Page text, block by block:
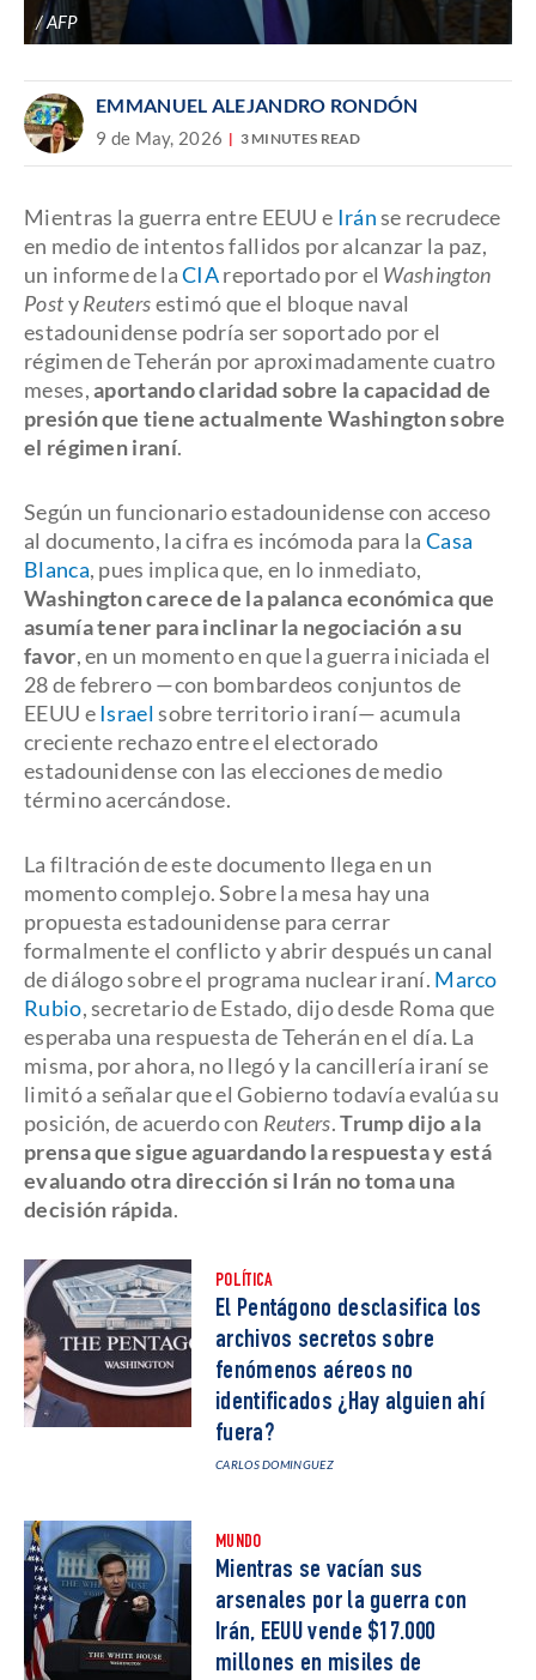
/ AFP
EMMANUEL ALEJANDRO RONDÓN
9 de May, 2026 3 MINUTES READ
Mientras la guerra entre EEUU e Iránse recrudece
en medio de intentos fallidos por alcanzar la paz,
un informe de laCIAreportado por el Washington
PostyReutersestimó que el bloque naval
estadounidense podría ser soportado por el
régimen de Teherán por aproximadamente cuatro
meses,aportando claridad sobre la capacidad de
presión que tiene actualmente Washington sobre
el régimen iraní.
Según un funcionario estadounidense con acceso
al documento, la cifra es incómoda para la Casa
Blanca, pues implica que, en lo inmediato,
Washington carece de la palanca económica que
asumía tener para inclinar la negociación a su
favor, en un momento en que la guerra iniciada el
28 de febrero —con bombardeos conjuntos de
EEUU eIsraelsobre territorio iraní— acumula
creciente rechazo entre el electorado
estadounidense con las elecciones de medio
término acercándose.
La filtración de este documento llega en un
momento complejo. Sobre la mesa hay una
propuesta estadounidense para cerrar
formalmente el conflicto y abrir después un canal
de diálogo sobre el programa nuclear iraní. Marco
Rubio, secretario de Estado, dijo desde Roma que
esperaba una respuesta de Teherán en el día. La
misma, por ahora, no llegó y la cancillería iraní se
limitó a señalar que el Gobierno todavía evalúa su
posición, de acuerdo con Reuters.Trump dijo a la
prensa que sigue aguardando la respuesta y está
evaluando otra dirección si Irán no toma una
decisión rápida.
POLÍTICA
El Pentágono desclasifica los
archivos secretos sobre
fenómenos aéreos no
identificados ¿Hay alguien ahí
fuera?
CARLOS DOMINGUEZ
MUNDO
Mientras se vacían sus
arsenales por la guerra con
Irán, EEUU vende $17.000
millones en misiles de